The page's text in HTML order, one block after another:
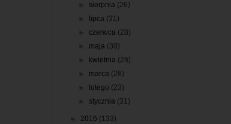
sierpnia (26)
lipca (31)
►czerwca (28)
maja (30)
kwietnia (28)
marca (28)
lutego (23)
stycznia (31)
2016 (133)